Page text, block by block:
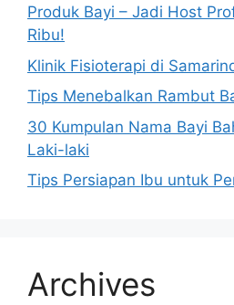
Produk Bayi – Jadi Host
Ribu!
Klinik Fisioterapi di
Tips Menebalkan Rambut
30 Kumpulan Nama Bayi
Laki-laki
Tips Persiapan Ibu untuk
Archives